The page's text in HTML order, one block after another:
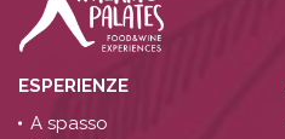
ESPERIENZE
A spasso